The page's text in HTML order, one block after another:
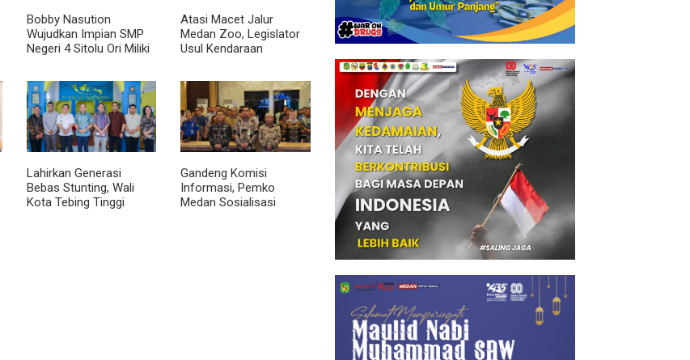
Bobby Nasution
Wujudkan Impian SMP
Negeri 4 Sitolu Ori Miliki
Atasi Macet Jalur
Medan Zoo, Legislator
Usul Kendaraan
Jalur Royal Sumatera
Lahirkan Generasi
Bebas Stunting, Wali
Kota Tebing Tinggi
Gandeng Komisi
Informasi, Pemko
Medan Sosialisasi